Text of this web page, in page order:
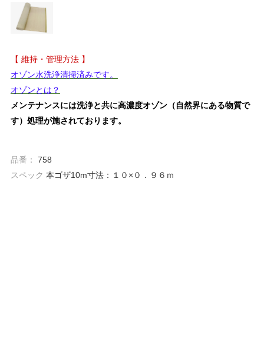
【 維持・管理方法 】
オゾン水洗浄清掃済みです。
オゾンとは？
メンテナンスには洗浄と共に高濃度オゾン（自然界にある物質で
す）処理が施されております。
品番：
758
スペック 本ゴザ10m寸法：１０×０．９６ｍ